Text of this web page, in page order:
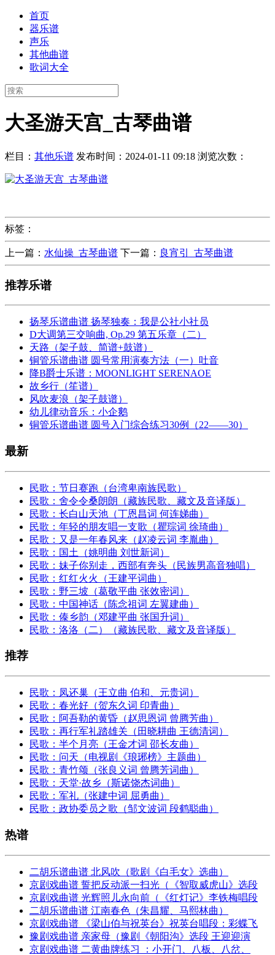
首页
器乐谱
声乐
其他曲谱
歌词大全
大圣游天宫_古琴曲谱
栏目： 其他乐谱 发布时间：2024-01-11 09:18 浏览次数：
标签：
上一篇： 水仙操_古琴曲谱 下一篇： 良宵引_古琴曲谱
推荐乐谱
扬琴乐谱曲谱 扬琴独奏：我是公社小社员
D大调第三交响曲, Op.29 第五乐章（二）
天路（架子鼓、简谱+鼓谱）
铜管乐谱曲谱 圆号常用演奏方法（一）吐音
降B爵士乐谱：MOONLIGHT SERENAOE
故乡行（笙谱）
风吹麦浪（架子鼓谱）
幼儿律动音乐：小企鹅
铜管乐谱曲谱 圆号入门综合练习30例（22——30）
最新
民歌：节日赛跑（台湾卑南族民歌）
民歌：舍令令桑朗朗（藏族民歌、藏文及音译版）
民歌：长白山天池（丁恩昌词 何连娣曲）
民歌：年轻的朋友唱一支歌（瞿琮词 徐琦曲）
民歌：又是一年春风来（赵凌云词 李胤曲）
民歌：国土（姚明曲 刘世新词）
民歌：妹子你别走，西部有奔头（民族男高音独唱）
民歌：红红火火（王建平词曲）
民歌：野三坡（葛敬平曲 张效密词）
民歌：中国神话（陈念祖词 左翼建曲）
民歌：傣乡韵（邓建平曲 张国升词）
民歌：洛洛（二）（藏族民歌、藏文及音译版）
推荐
民歌：凤还巢（王立曲 伯和、元贵词）
民歌：春光好（贺东久词 印青曲）
民歌：阿吾勒的黄昏（赵思恩词 曾腾芳曲）
民歌：再行军礼踏雄关（田晓耕曲 王德清词）
民歌：半个月亮（王金才词 邵长友曲）
民歌：问天（电视剧《琅琊榜》主题曲）
民歌：青竹颂（张良义词 曾腾芳词曲）
民歌：天堂·故乡（斯诺饶杰词曲）
民歌：军礼（张建中词 屈勇曲）
民歌：政协委员之歌（邹文波词 段鹤聪曲）
热谱
二胡乐谱曲谱 北风吹（歌剧《白毛女》选曲）
京剧戏曲谱 誓把反动派一扫光（《智取威虎山》选段
京剧戏曲谱 光辉照儿永向前（《红灯记》李铁梅唱段
二胡乐谱曲谱 江南春色（朱昌耀、马熙林曲）
京剧戏曲谱 《梁山伯与祝英台》祝英台唱段：彩蝶飞
豫剧戏曲谱 亲家母（豫剧《朝阳沟》选段 王迎迎演
京剧戏曲谱 二黄曲牌练习 ：小开门、八板、八岔、